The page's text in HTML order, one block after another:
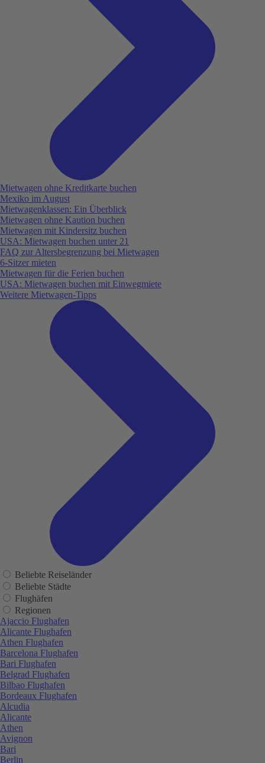
Mietwagen ohne Kreditkarte buchen
Mexiko im August
Mietwagenklassen: Ein Überblick
Mietwagen ohne Kaution buchen
Mietwagen mit Kindersitz buchen
USA: Mietwagen buchen unter 21
FAQ zur Altersbegrenzung bei Mietwagen
6-Sitzer mieten
Mietwagen für die Ferien buchen
USA: Mietwagen buchen mit Einwegmiete
Weitere Mietwagen-Tipps
Beliebte Reiseländer
Beliebte Städte
Flughäfen
Regionen
Ajaccio Flughafen
Alicante Flughafen
Athen Flughafen
Barcelona Flughafen
Bari Flughafen
Belgrad Flughafen
Bilbao Flughafen
Bordeaux Flughafen
Alcudia
Alicante
Athen
Avignon
Bari
Berlin